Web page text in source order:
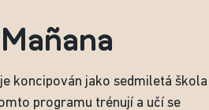
koncipován jako sedmiletá škola
programu trénují a učí se